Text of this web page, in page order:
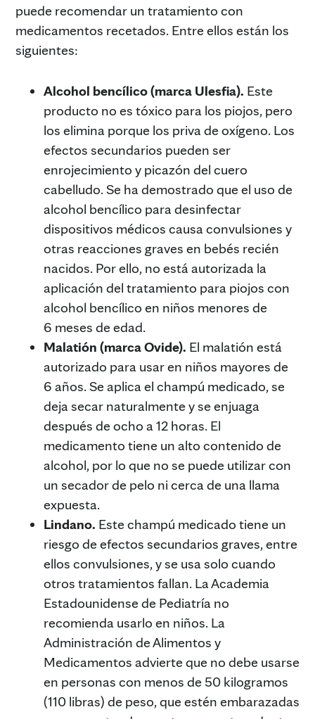
puede recomendar un tratamiento con
medicamentos recetados. Entre ellos están los
siguientes:
Alcohol bencílico (marca Ulesfia). Este
producto no es tóxico para los piojos, pero
los elimina porque los priva de oxígeno. Los
efectos secundarios pueden ser
enrojecimiento y picazón del cuero
cabelludo. Se ha demostrado que el uso de
alcohol bencílico para desinfectar
dispositivos médicos causa convulsiones y
otras reacciones graves en bebés recién
nacidos. Por ello, no está autorizada la
aplicación del tratamiento para piojos con
alcohol bencílico en niños menores de
6 meses de edad.
Malatión (marca Ovide). El malatión está
autorizado para usar en niños mayores de
6 años. Se aplica el champú medicado, se
deja secar naturalmente y se enjuaga
después de ocho a 12 horas. El
medicamento tiene un alto contenido de
alcohol, por lo que no se puede utilizar con
un secador de pelo ni cerca de una llama
expuesta.
Lindano. Este champú medicado tiene un
riesgo de efectos secundarios graves, entre
ellos convulsiones, y se usa solo cuando
otros tratamientos fallan. La Academia
Estadounidense de Pediatría no
recomienda usarlo en niños. La
Administración de Alimentos y
Medicamentos advierte que no debe usarse
en personas con menos de 50 kilogramos
(110 libras) de peso, que estén embarazadas